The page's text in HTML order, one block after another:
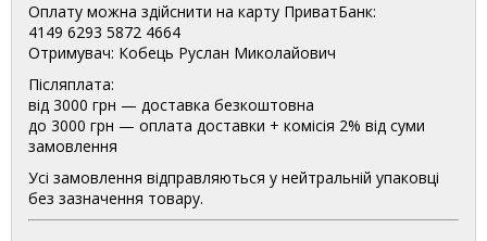
Оплату можна здійснити на карту ПриватБанк:
4149 6293 5872 4664
Отримувач: Кобець Руслан Миколайович
Післяплата:
від 3000 грн — доставка безкоштовна
до 3000 грн — оплата доставки + комісія 2% від суми
замовлення
Усі замовлення відправляються у нейтральній упаковці
без зазначення товару.